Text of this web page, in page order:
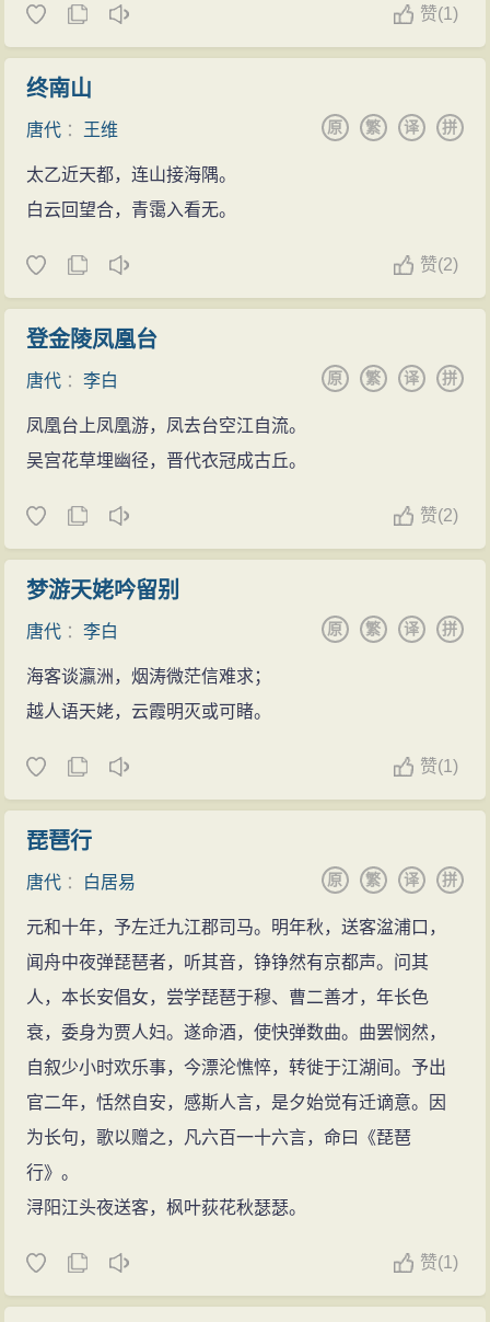
赞(1)
终南山
唐代 ： 王维 拼
译
繁
原
太乙近天都，连山接海隅。
白云回望合，青霭入看无。
赞(2)
登金陵凤凰台
唐代 ：李白 拼
译
繁
原
凤凰台上凤凰游，凤去台空江自流。
吴宫花草埋幽径，晋代衣冠成古丘。
赞(2)
梦游天姥吟留别
唐代 ：李白 拼
译
繁
原
海客谈瀛洲，烟涛微茫信难求；
越人语天姥，云霞明灭或可睹。
赞(1)
琵琶行
唐代 ： 白居易 拼
译
繁
原
元和十年，予左迁九江郡司马。明年秋，送客湓浦口，
闻舟中夜弹琵琶者，听其音，铮铮然有京都声。问其
人，本长安倡女，尝学琵琶于穆、曹二善才，年长色
衰，委身为贾人妇。遂命酒，使快弹数曲。曲罢悯然，
自叙少小时欢乐事，今漂沦憔悴，转徙于江湖间。予出
官二年，恬然自安，感斯人言，是夕始觉有迁谪意。因
为长句，歌以赠之，凡六百一十六言，命曰《琵琶
行》。
浔阳江头夜送客，枫叶荻花秋瑟瑟。
赞(1)